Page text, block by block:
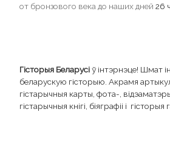
от бронзового века до наших дней 26
Гісторыя Беларусіў інтэрнэце! Шмат
беларускую гісторыю. Акрамя
гістарычныя карты, фота-,
гістарычныя кнігі, біяграфіі і гісторыя